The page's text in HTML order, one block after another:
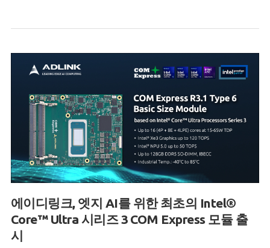
에이디링크, 엣지 AI를 위한 최초의 Intel®
Core™ Ultra 시리즈 3 COM Express 모듈 출
시